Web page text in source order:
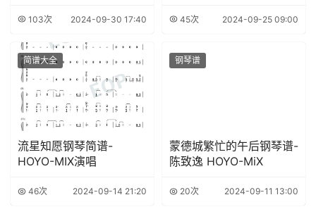
103次 2024-09-30 17:40 45次 2024-09-25 09:00
简谱大全
流星知愿钢琴简谱-
HOYO-MIX演唱
46次 2024-09-14 21:20
钢琴谱
蒙德城繁忙的午后钢琴谱-
陈致逸 HOYO-MiX
20次 2024-09-11 13:00